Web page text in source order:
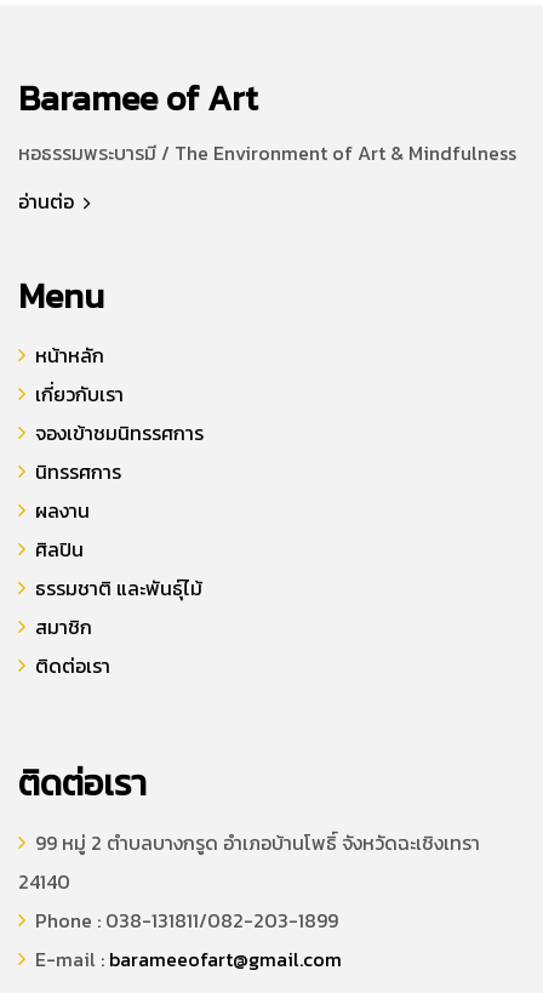
Baramee of Art
หอธรรมพระบารมี / The Environment of Art & Mindfulness
อ่านต่อ
Menu
หน้าหลัก
เกี่ยวกับเรา
จองเข้าชมนิทรรศการ
นิทรรศการ
ผลงาน
ศิลปิน
ธรรมชาติ และพันธุ์ไม้
สมาชิก
ติดต่อเรา
ติดต่อเรา
99 หมู่ 2 ตำบลบางกรูด อำเภอบ้านโพธิ์ จังหวัดฉะเชิงเทรา
24140
Phone : 038-131811/082-203-1899
E-mail : barameeofart@gmail.com